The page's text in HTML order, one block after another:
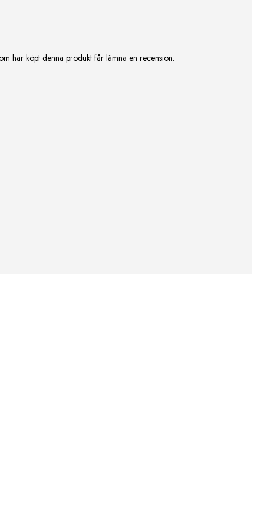
har köpt denna produkt får lämna en recension.